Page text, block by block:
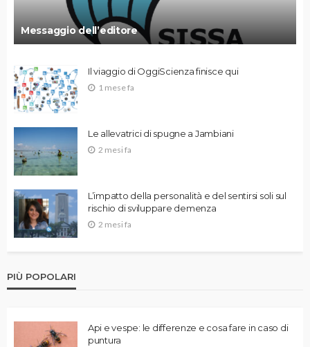
Messaggio dell’editore
Il viaggio di OggiScienza finisce qui
1 mese fa
Le allevatrici di spugne a Jambiani
2 mesi fa
L’impatto della personalità e del sentirsi soli sul
rischio di sviluppare demenza
2 mesi fa
PIÙ POPOLARI
Api e vespe: le differenze e cosa fare in caso di
puntura